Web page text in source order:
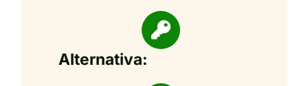
Alternativa: